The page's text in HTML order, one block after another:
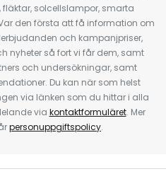
solcellslampor, smarta
den första att få information om
och kampanjpriser,
nyheter så fort vi får dem, samt
och undersökningar, samt
Du kan när som helst
via länken som du hittar i alla
via kontaktformuläret. Mer
personuppgiftspolicy.